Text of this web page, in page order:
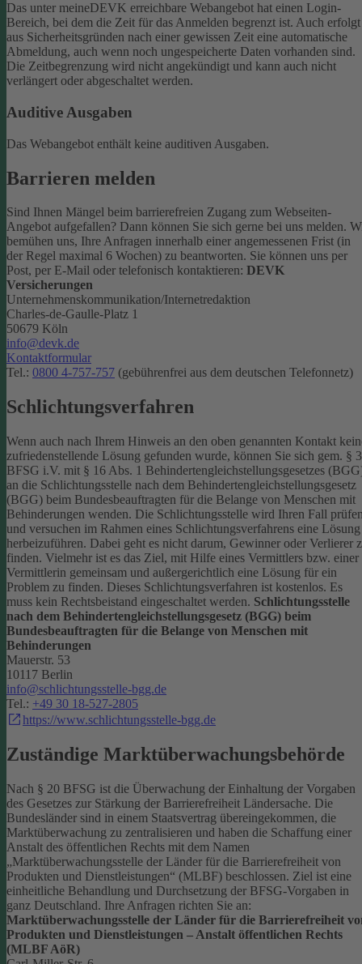
Das unter meineDEVK erreichbare Webangebot hat einen Login-
Bereich, bei dem die Zeit für das Anmelden begrenzt ist. Auch erfolgt
aus Sicherheitsgründen nach einer gewissen Zeit eine automatische
Abmeldung, auch wenn noch ungespeicherte Daten vorhanden sind.
Die Zeitbegrenzung wird nicht angekündigt und kann auch nicht
verlängert oder abgeschaltet werden.
Auditive Ausgaben
Das Webangebot enthält keine auditiven Ausgaben.
Barrieren melden
Sind Ihnen Mängel beim barrierefreien Zugang zum Webseiten-
Angebot aufgefallen? Dann können Sie sich gerne bei uns melden.
bemühen uns, Ihre Anfragen innerhalb einer angemessenen Frist (in
der Regel maximal 6 Wochen) zu beantworten. Sie können uns per
Post, per E-Mail oder telefonisch kontaktieren: DEVK
Versicherungen
Unternehmenskommunikation/Internetredaktion
Charles-de-Gaulle-Platz 1
50679 Köln
info@devk.de
Kontaktformular
Tel.: 0800 4-757-757 (gebührenfrei aus dem deutschen Telefonnetz)
Schlichtungsverfahren
Wenn auch nach Ihrem Hinweis an den oben genannten Kontakt
zufriedenstellende Lösung gefunden wurde, können Sie sich gem. §
BFSG i.V. mit § 16 Abs. 1 Behindertengleichstellungsgesetzes
an die Schlichtungsstelle nach dem Behindertengleichstellungsgesetz
(BGG) beim Bundesbeauftragten für die Belange von Menschen mit
Behinderungen wenden. Die Schlichtungsstelle wird Ihren Fall
und versuchen im Rahmen eines Schlichtungsverfahrens eine Lösung
herbeizuführen. Dabei geht es nicht darum, Gewinner oder Verlierer
finden. Vielmehr ist es das Ziel, mit Hilfe eines Vermittlers bzw. einer
Vermittlerin gemeinsam und außergerichtlich eine Lösung für ein
Problem zu finden. Dieses Schlichtungsverfahren ist kostenlos. Es
muss kein Rechtsbeistand eingeschaltet werden. Schlichtungsstelle
nach dem Behindertengleichstellungsgesetz (BGG) beim
Bundesbeauftragten für die Belange von Menschen mit
Behinderungen
Mauerstr. 53
10117 Berlin
info@schlichtungsstelle-bgg.de
Tel.: +49 30 18-527-2805
https://www.schlichtungsstelle-bgg.de
Zuständige Marktüberwachungsbehörde
Nach § 20 BFSG ist die Überwachung der Einhaltung der Vorgaben
des Gesetzes zur Stärkung der Barrierefreiheit Ländersache. Die
Bundesländer sind in einem Staatsvertrag übereingekommen, die
Marktüberwachung zu zentralisieren und haben die Schaffung einer
Anstalt des öffentlichen Rechts mit dem Namen
„Marktüberwachungsstelle der Länder für die Barrierefreiheit von
Produkten und Dienstleistungen“ (MLBF) beschlossen. Ziel ist eine
einheitliche Behandlung und Durchsetzung der BFSG-Vorgaben in
ganz Deutschland. Ihre Anfragen richten Sie an:
Marktüberwachungsstelle der Länder für die Barrierefreiheit
Produkten und Dienstleistungen – Anstalt öffentlichen Rechts
(MLBF AöR)